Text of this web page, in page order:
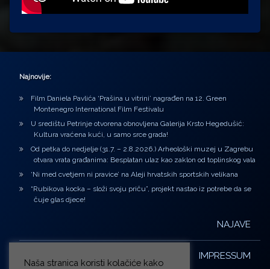
Najnovije:
Film Daniela Pavlića ‘Prašina u vitrini’ nagrađen na 12. Green
Montenegro International Film Festivalu
U središtu Petrinje otvorena obnovljena Galerija Krsto Hegedušić:
Kultura vraćena kući, u samo srce grada!
Od petka do nedjelje (31.7. – 2.8.2026.) Arheološki muzej u Zagrebu
otvara vrata građanima: Besplatan ulaz kao zaklon od toplinskog vala
‘Ni med cvetjem ni pravice’ na Aleji hrvatskih sportskih velikana
“Rubikova kocka – složi svoju priču”, projekt nastao iz potrebe da se
čuje glas djece!
NAJAVE
IMPRESSUM
Naša stranica koristi kolačiće kako